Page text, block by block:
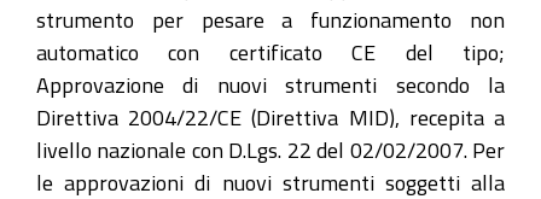
strumento per pesare a funzionamento non
automatico con certificato CE del tipo;
Approvazione di nuovi strumenti secondo la
Direttiva 2004/22/CE (Direttiva MID), recepita a
livello nazionale con D.Lgs. 22 del 02/02/2007. Per
le approvazioni di nuovi strumenti soggetti alla